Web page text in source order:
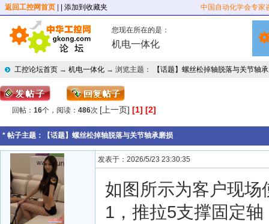
返回工控网首页 | 添加到收藏夹 中国自动化学会专家
您现在所在的是：
机电一体化
工控论坛首页 → 机电一体化 → 浏览主题： 【话题】螺丝松掉轴脱落与关节轴
回帖： 16个，阅读： 486次 [上一页] [1] [2]
* 帖子主题： 【话题】螺丝松掉轴脱落与关节轴承磨损
发表于：2026/5/23 23:30:35
如图所示为客户现
1，推拉5支撑固定